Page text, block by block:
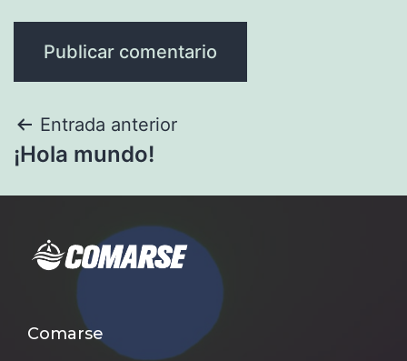
Entrada anterior
¡Hola mundo!
Comarse